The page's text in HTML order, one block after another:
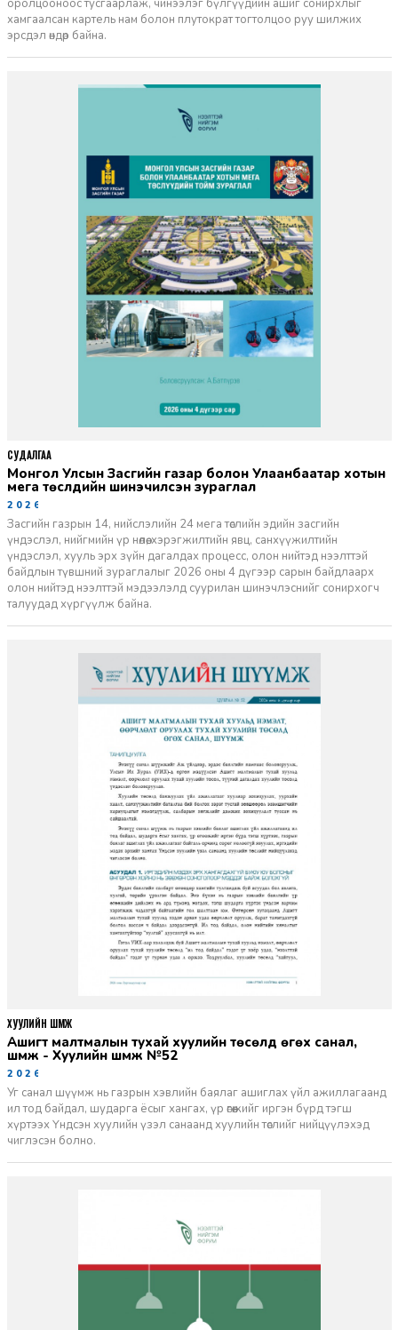
оролцооноос тусгаарлаж, чинээлэг бүлгүүдийн ашиг сонирхлыг
хамгаалсан картель нам болон плутократ тогтолцоо руу шилжих
эрсдэл өндөр байна.
Монгол Улсын Засгийн газар болон Улаанбаатар хотын
мега төслүүдийн шинэчилсэн зураглал
2026-06-29
Засгийн газрын 14, нийслэлийн 24 мега төслийн эдийн засгийн
үндэслэл, нийгмийн үр нөлөө, хэрэгжилтийн явц, санхүүжилтийн
үндэслэл, хууль эрх зүйн дагалдах процесс, олон нийтэд нээлттэй
байдлын түвшний зураглалыг 2026 оны 4 дүгээр сарын байдлаарх
олон нийтэд нээлттэй мэдээлэлд суурилан шинэчлэснийг сонирхогч
талуудад хүргүүлж байна.
СУДАЛГАА
Ашигт малтмалын тухай хуулийн төсөлд өгөх санал,
шүүмж - Хуулийн шүүмж №52
2026-06-29
Уг санал шүүмж нь газрын хэвлийн баялаг ашиглах үйл ажиллагаанд
ил тод байдал, шударга ёсыг хангах, үр өгөөжийг иргэн бүрд тэгш
хүртээх Үндсэн хуулийн үзэл санаанд хуулийн төслийг нийцүүлэхэд
чиглэсэн болно.
ХУУЛИЙН ШҮҮМЖ